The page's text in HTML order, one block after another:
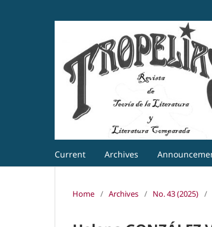
Current Archives
Home / Archives / No. 43 (2025) /